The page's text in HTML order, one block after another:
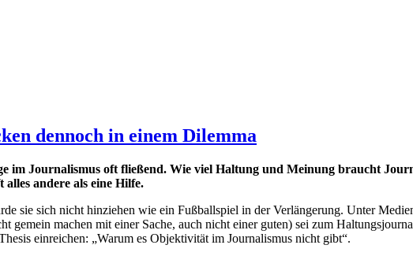
dennoch in einem Dilemma
im Journalismus oft fließend. Wie viel Haltung und Meinung braucht
andere als eine Hilfe.
sie sich nicht hinziehen wie ein Fußballspiel in der Verlängerung. Unter
machen mit einer Sache, auch nicht einer guten) sei zum
einreichen: „Warum es Objektivität im Journalismus nicht gibt“.